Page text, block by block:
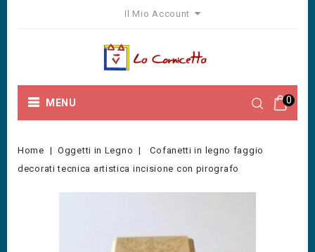
Il Mio Account
0
MENU
Home Oggetti in Legno
Cofanetti in legno faggio
decorati tecnica artistica incisione con pirografo